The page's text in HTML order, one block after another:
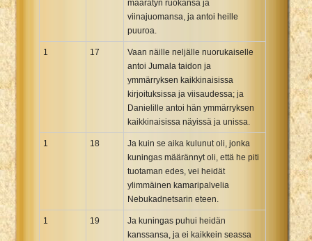
määrätyn ruokansa ja
viinajuomansa, ja antoi heille
puuroa.
1 17
Vaan näille neljälle nuorukaiselle
antoi Jumala taidon ja
ymmärryksen kaikkinaisissa
kirjoituksissa ja viisaudessa; ja
Danielille antoi hän ymmärryksen
kaikkinaisissa näyissä ja unissa.
1 18
Ja kuin se aika kulunut oli, jonka
kuningas määrännyt oli, että he piti
tuotaman edes, vei heidät
ylimmäinen kamaripalvelia
Nebukadnetsarin eteen.
1 19
Ja kuningas puhui heidän
kanssansa, ja ei kaikkein seassa